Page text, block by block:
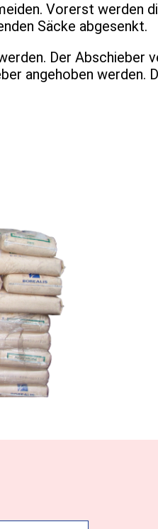
Vorerst werden
Säcke abgesenkt.
Der Abschieber
angehoben werden.